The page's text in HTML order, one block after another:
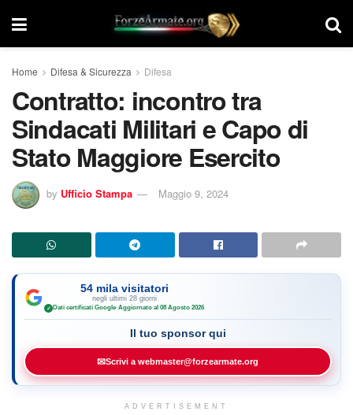
Home Difesa & Sicurezza Difesa
Contratto: incontro tra
Sindacati Militari e Capo di
Stato Maggiore Esercito
by Ufficio Stampa Maggio 9, 2024
54 mila visitatori
negli ultimi 28 giorni
✓ Dati certificati Google·Aggiornato al 08 Agosto 2026
Il tuo sponsor qui
✉Scrivi a webmaster@forzearmate.org
ADVERTISEMENT